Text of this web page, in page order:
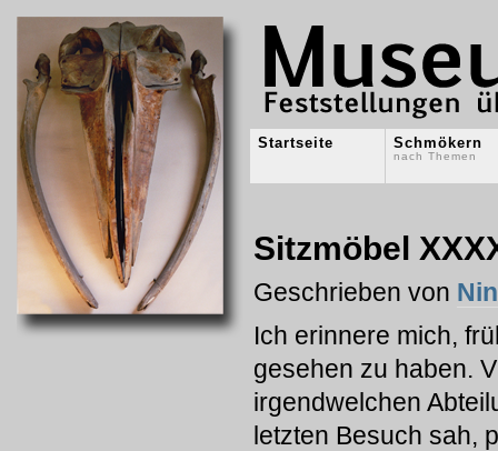
Startseite Schmökern
nach Themen
Sitzmöbel
Geschrieben von
Ich erinnere mich,
gesehen zu haben.
irgendwelchen
letzten Besuch sah,